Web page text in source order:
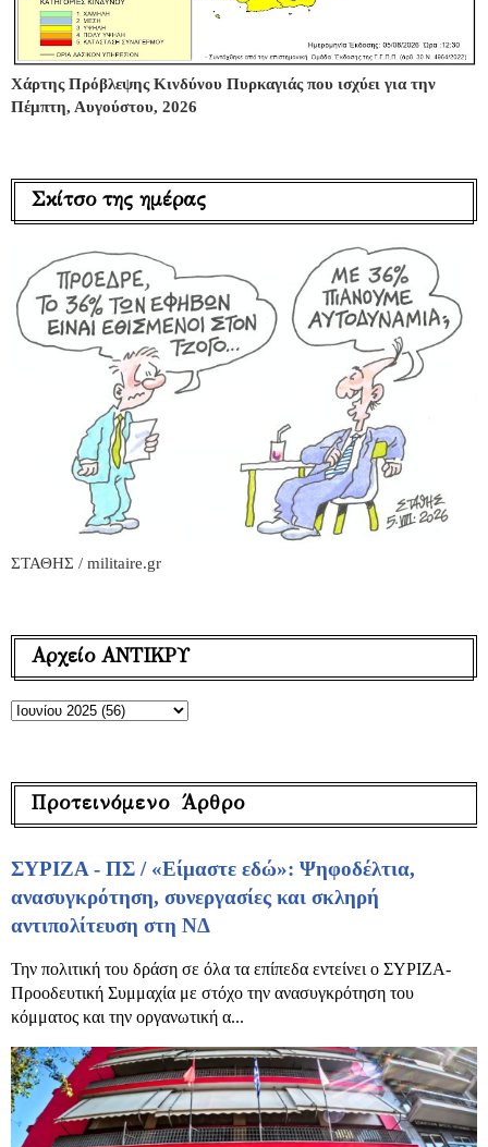
Χάρτης Πρόβλεψης Κινδύνου Πυρκαγιάς που ισχύει για την
Πέμπτη, Αυγούστου, 2026
Σκίτσο της ημέρας
ΣΤΑΘΗΣ / militaire.gr
Αρχείο ΑΝΤΙΚΡΥ
Προτεινόμενο Άρθρο
ΣΥΡΙΖΑ - ΠΣ / «Είμαστε εδώ»: Ψηφοδέλτια,
ανασυγκρότηση, συνεργασίες και σκληρή
αντιπολίτευση στη ΝΔ
Την πολιτική του δράση σε όλα τα επίπεδα εντείνει ο ΣΥΡΙΖΑ-
Προοδευτική Συμμαχία με στόχο την ανασυγκρότηση του
κόμματος και την οργανωτική α...